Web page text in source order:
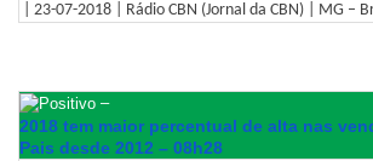
| 23-07-2018 | Rádio CBN (Jornal da CBN) | MG –
–
2018 tem maior percentual de alta nas
Pais desde 2012 – 08h28